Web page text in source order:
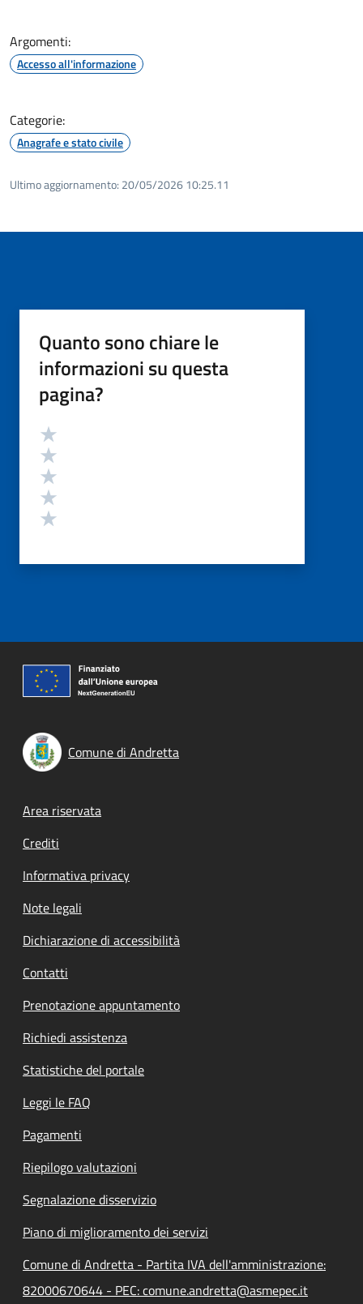
Argomenti:
Accesso all'informazione
Categorie:
Anagrafe e stato civile
Ultimo aggiornamento: 20/05/2026 10:25.11
Quanto sono chiare le
informazioni su questa
pagina?
Valutazione
Comune di Andretta
Footer menu
Area riservata
Crediti
Informativa privacy
Note legali
Dichiarazione di accessibilità
Contatti
Prenotazione appuntamento
Richiedi assistenza
Statistiche del portale
Leggi le FAQ
Pagamenti
Riepilogo valutazioni
Segnalazione disservizio
Piano di miglioramento dei servizi
Comune di Andretta - Partita IVA dell'amministrazione:
82000670644 - PEC: comune.andretta@asmepec.it